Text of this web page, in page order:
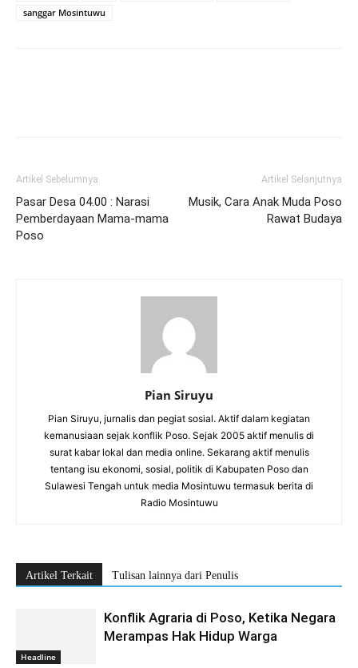
sanggar Mosintuwu
Artikel Sebelumnya
Pasar Desa 04.00 : Narasi
Pemberdayaan Mama-mama
Poso
Artikel Selanjutnya
Musik, Cara Anak Muda Poso
Rawat Budaya
Pian Siruyu
Pian Siruyu, jurnalis dan pegiat sosial. Aktif dalam kegiatan
kemanusiaan sejak konflik Poso. Sejak 2005 aktif menulis di
surat kabar lokal dan media online. Sekarang aktif menulis
tentang isu ekonomi, sosial, politik di Kabupaten Poso dan
Sulawesi Tengah untuk media Mosintuwu termasuk berita di
Radio Mosintuwu
Artikel Terkait Tulisan lainnya dari Penulis
Headline
Konflik Agraria di Poso, Ketika Negara
Merampas Hak Hidup Warga